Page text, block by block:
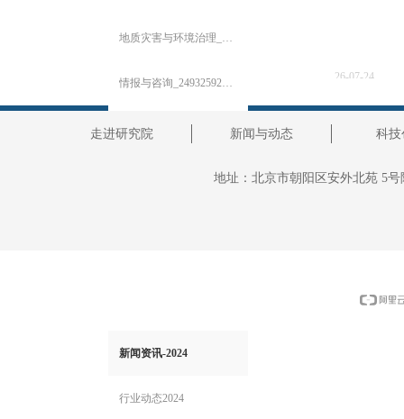
26-07-24
地质灾害与环境治理_249325923.wezhan.cn
情报与咨询_249325923.wezhan.cn
招贤纳士_249325923.wezhan.cn
新闻资讯-2024
行业动态2024
地址： 北京市朝阳区安外北苑 5
走进研究院 新闻与动态 科技